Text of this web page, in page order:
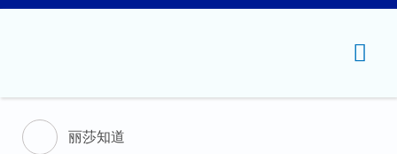
主
菜
丽莎知道